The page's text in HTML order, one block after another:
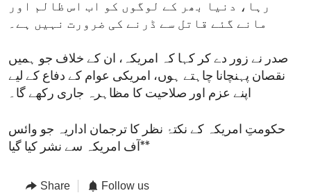
رہا، دنیا بھر کے لوگوں کو اب اس ظالم اور
مانے گئے قاتل سے ڈرنے کی ضرورت نہیں ہے۔
صدر نے زور دے کر کہا کہ امریکہ، ان کے خلاف جو ہمیں
نقصان پہنچانا چاہتے ہوں، امریکی عوام کے دفاع کے لیے
اپنے عزم اور صلاحیت کا مظاہرہ جاری رکھے گا۔
حکومتِ امریکہ کے نکتۂ نظر کا ترجمان اداریہ جو وائس
آف امریکہ سے نشر کیا گیا**
Share Follow us